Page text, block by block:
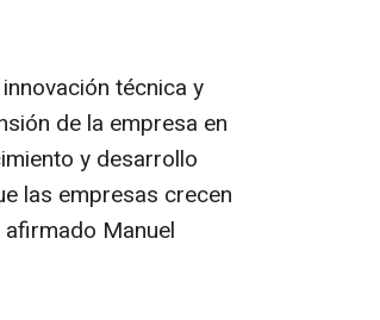
técnica y
de la empresa en
y desarrollo
las empresas crecen
Manuel